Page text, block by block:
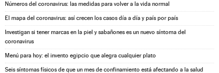
Números del coronavirus: las medidas para volver a la vida normal
El mapa del coronavirus: así crecen los casos día a día y país por país
Investigan si tener marcas en la piel y sabañones es un nuevo síntoma del
coronavirus
Menú para hoy: el invento egipcio que alegra cualquier plato
Seis síntomas físicos de que un mes de confinamiento está afectando a la salud